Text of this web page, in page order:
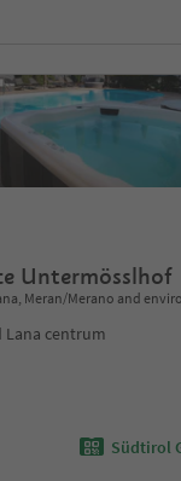
Untermösslhof
Meran/Merano and
Lana centrum
Südtirol